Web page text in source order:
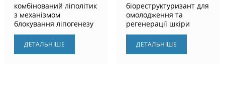
комбінований ліполітик
з механізмом
блокування ліпогенезу
ДЕТАЛЬНIШЕ
біореструктуризант для
омолодження та
регенерації шкіри
ДЕТАЛЬНIШЕ